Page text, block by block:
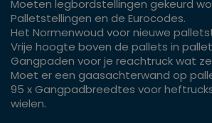
Moeten legbordstellingen gekeurd
Palletstellingen en de Eurocodes.
Het Normenwoud voor nieuwe
Vrije hoogte boven de pallets in
Gangpaden voor je reachtruck wat
Moet er een gaasachterwand op
95 x Gangpadbreedtes voor
wielen.